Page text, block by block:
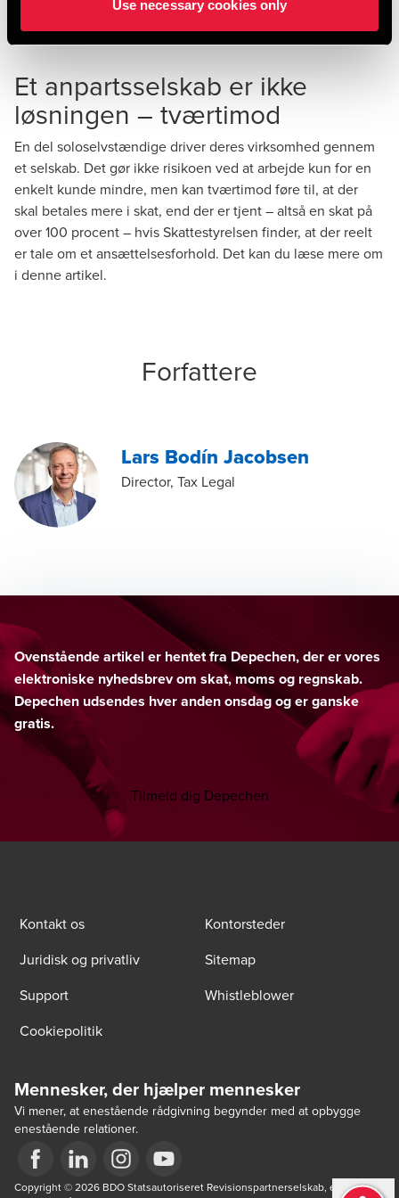
Use necessary cookies only
udgjorde et beløb på 29.300 kr.
Et anpartsselskab er ikke
løsningen – tværtimod
En del soloselvstændige driver deres virksomhed gennem
et selskab. Det gør ikke risikoen ved at arbejde kun for en
enkelt kunde mindre, men kan tværtimod føre til, at der
skal betales mere i skat, end der er tjent – altså en skat på
over 100 procent – hvis Skattestyrelsen finder, at der reelt
er tale om et ansættelsesforhold. Det kan du læse mere om
i denne artikel.
Forfattere
Lars Bodín Jacobsen
Director, Tax Legal
Ovenstående artikel er hentet fra Depechen, der er vores
elektroniske nyhedsbrev om skat, moms og regnskab.
Depechen udsendes hver anden onsdag og er ganske
gratis.
Tilmeld dig Depechen
Kontakt os
Kontorsteder
Juridisk og privatliv
Sitemap
Support
Whistleblower
Cookiepolitik
Mennesker, der hjælper mennesker
Vi mener, at enestående rådgivning begynder med at opbygge
enestående relationer.
Opens in a new window/tab
Opens in a new window/tab
Opens in a new window/tab
Opens in a new window/tab
Copyright © 2026 BDO Statsautoriseret Revisionspartnerselskab, en